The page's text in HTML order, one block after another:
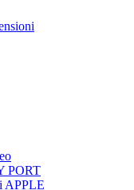
PORT
APPLE